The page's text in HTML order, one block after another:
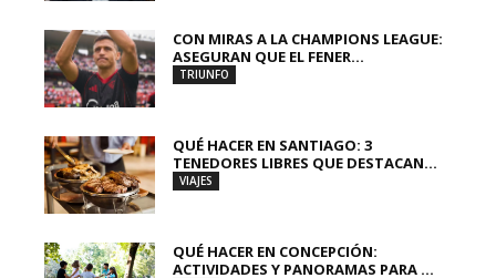
CON MIRAS A LA CHAMPIONS LEAGUE:
ASEGURAN QUE EL FENER...
TRIUNFO
QUÉ HACER EN SANTIAGO: 3
TENEDORES LIBRES QUE DESTACAN...
VIAJES
QUÉ HACER EN CONCEPCIÓN:
ACTIVIDADES Y PANORAMAS PARA ...